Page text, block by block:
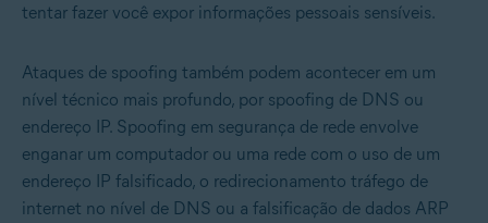
tentar fazer você expor informações pessoais sensíveis.
Ataques de spoofing também podem acontecer em um
nível técnico mais profundo, por spoofing de DNS ou
endereço IP. Spoofing em segurança de rede envolve
enganar um computador ou uma rede com o uso de um
endereço IP falsificado, o redirecionamento tráfego de
internet no nível de DNS ou a falsificação de dados ARP